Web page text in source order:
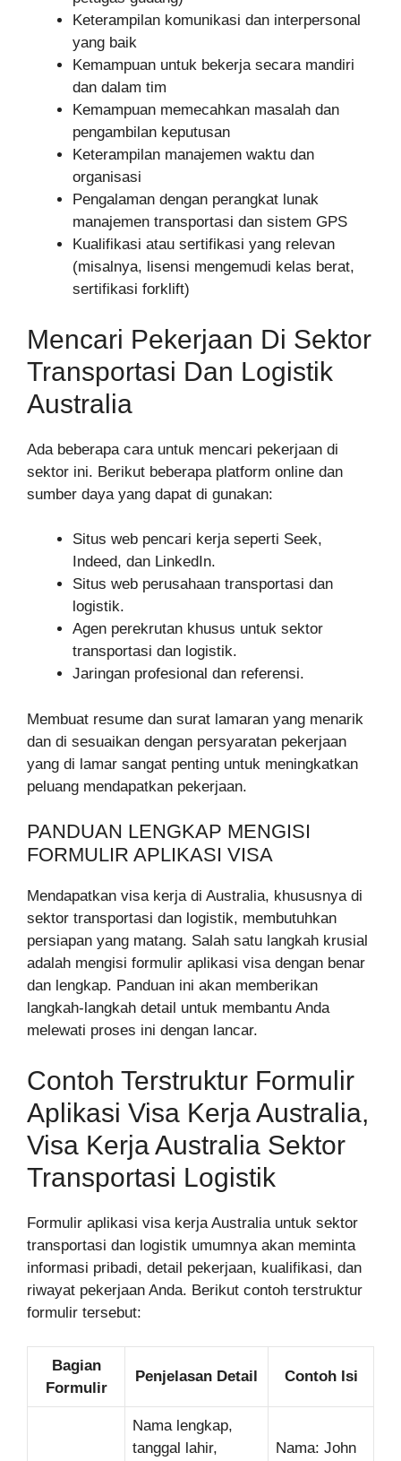
Keterampilan komunikasi dan interpersonal
yang baik
Kemampuan untuk bekerja secara mandiri
dan dalam tim
Kemampuan memecahkan masalah dan
pengambilan keputusan
Keterampilan manajemen waktu dan
organisasi
Pengalaman dengan perangkat lunak
manajemen transportasi dan sistem GPS
Kualifikasi atau sertifikasi yang relevan
(misalnya, lisensi mengemudi kelas berat,
sertifikasi forklift)
Mencari Pekerjaan Di Sektor
Transportasi Dan Logistik
Australia
Ada beberapa cara untuk mencari pekerjaan di
sektor ini. Berikut beberapa platform online dan
sumber daya yang dapat di gunakan:
Situs web pencari kerja seperti Seek,
Indeed, dan LinkedIn.
Situs web perusahaan transportasi dan
logistik.
Agen perekrutan khusus untuk sektor
transportasi dan logistik.
Jaringan profesional dan referensi.
Membuat resume dan surat lamaran yang menarik
dan di sesuaikan dengan persyaratan pekerjaan
yang di lamar sangat penting untuk meningkatkan
peluang mendapatkan pekerjaan.
PANDUAN LENGKAP MENGISI
FORMULIR APLIKASI VISA
Mendapatkan visa kerja di Australia, khususnya di
sektor transportasi dan logistik, membutuhkan
persiapan yang matang. Salah satu langkah krusial
adalah mengisi formulir aplikasi visa dengan benar
dan lengkap. Panduan ini akan memberikan
langkah-langkah detail untuk membantu Anda
melewati proses ini dengan lancar.
Contoh Terstruktur Formulir
Aplikasi Visa Kerja Australia,
Visa Kerja Australia Sektor
Transportasi Logistik
Formulir aplikasi visa kerja Australia untuk sektor
transportasi dan logistik umumnya akan meminta
informasi pribadi, detail pekerjaan, kualifikasi, dan
riwayat pekerjaan Anda. Berikut contoh terstruktur
formulir tersebut:
Bagian
Formulir
Penjelasan Detail Contoh Isi
Nama lengkap,
tanggal lahir,
Nama: John